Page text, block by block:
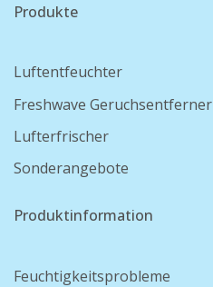
Produkte
Luftentfeuchter
Freshwave Geruchsentferner
Lufterfrischer
Sonderangebote
Produktinformation
Feuchtigkeitsprobleme